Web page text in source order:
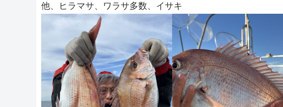
他、ヒラマサ、ワラサ多数、イサキ